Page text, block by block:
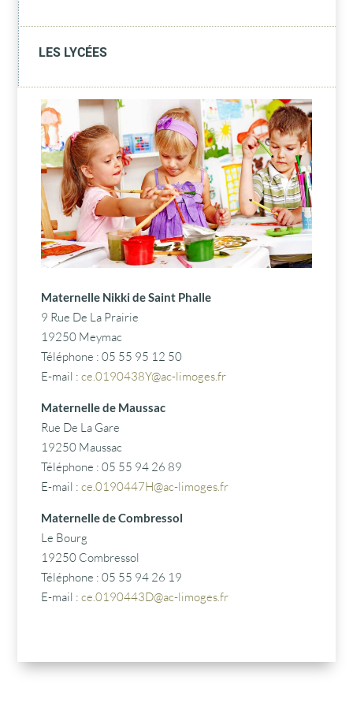
LES LYCÉES
Maternelle Nikki de Saint Phalle
9 Rue De La Prairie
19250 Meymac
Téléphone : 05 55 95 12 50
E-mail :ce.0190438Y@ac-limoges.fr
Maternelle de Maussac
Rue De La Gare
19250 Maussac
Téléphone : 05 55 94 26 89
E-mail :ce.0190447H@ac-limoges.fr
Maternelle de Combressol
Le Bourg
19250 Combressol
Téléphone : 05 55 94 26 19
E-mail :ce.0190443D@ac-limoges.fr